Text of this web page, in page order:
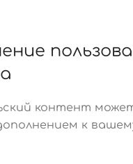
контент
к